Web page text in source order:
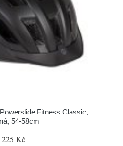
Fitness Classic,
54-58cm
225 Kč